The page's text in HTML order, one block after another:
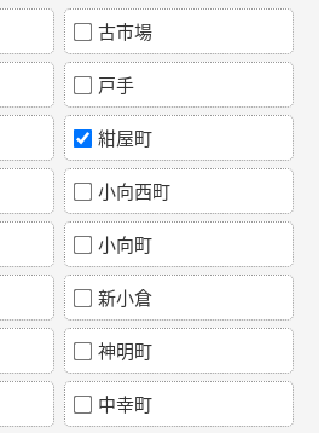
古市場
戸手
紺屋町
小向西町
小向町
新小倉
神明町
中幸町